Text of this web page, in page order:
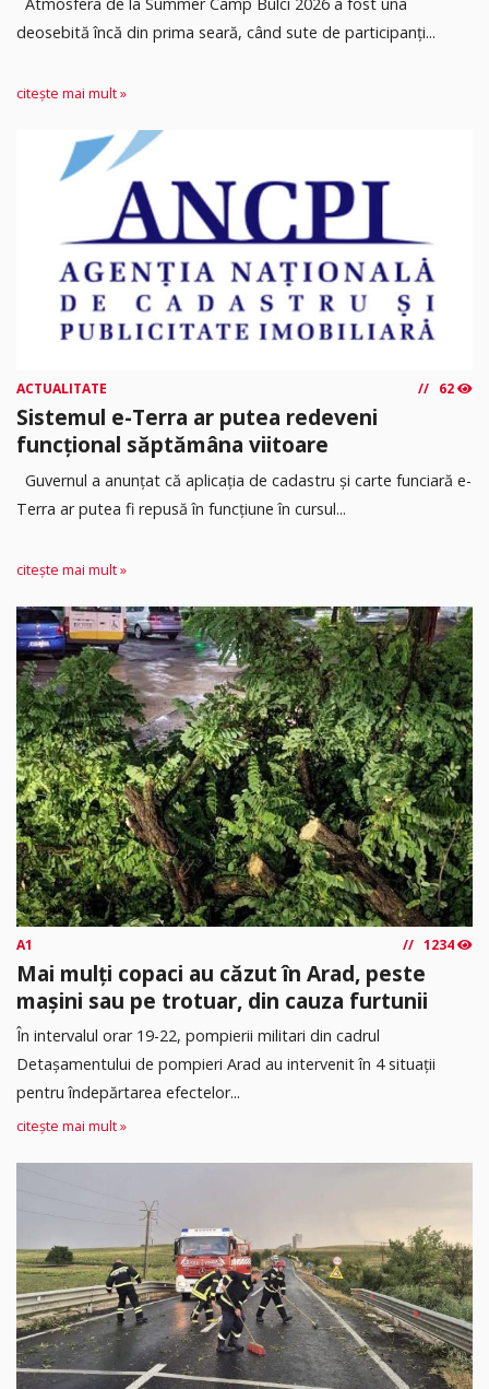
deosebită încă din prima seară, când sute de participanți...
citește mai mult »
ACTUALITATE 62
Sistemul e-Terra ar putea redeveni
funcțional săptămâna viitoare
Guvernul a anunțat că aplicația de cadastru și carte funciară e-
Terra ar putea fi repusă în funcțiune în cursul...
citește mai mult »
A1 1234
Mai mulți copaci au căzut în Arad, peste
mașini sau pe trotuar, din cauza furtunii
În intervalul orar 19-22, pompierii militari din cadrul
Detașamentului de pompieri Arad au intervenit în 4 situații
pentru îndepărtarea efectelor...
citește mai mult »